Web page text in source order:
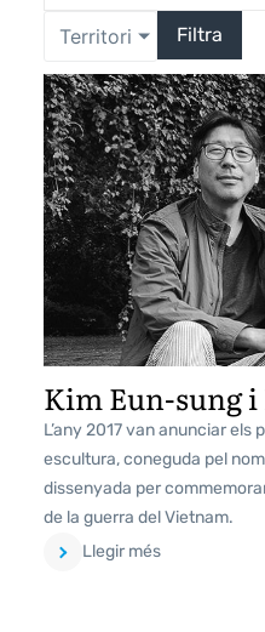
Territori Filtra
Kim Eun-sung
L’any 2017 van anunciar
escultura, coneguda pel nom
dissenyada per
de la guerra del Vietnam.
Llegir més